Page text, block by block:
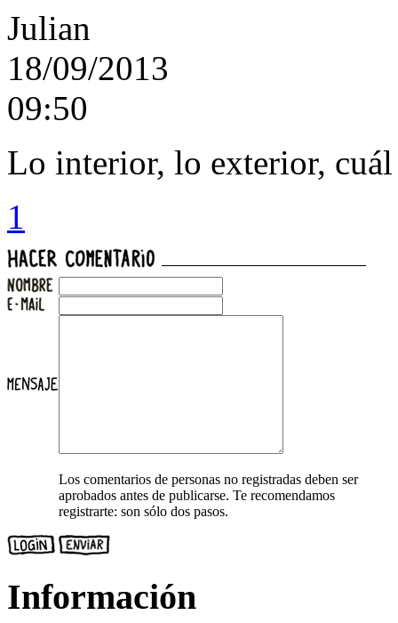
Julian
18/09/2013
09:50
Lo interior, lo exterior, cuál
1
Los comentarios de personas no registradas deben ser
aprobados antes de publicarse. Te recomendamos
registrarte: son sólo dos pasos.
Información